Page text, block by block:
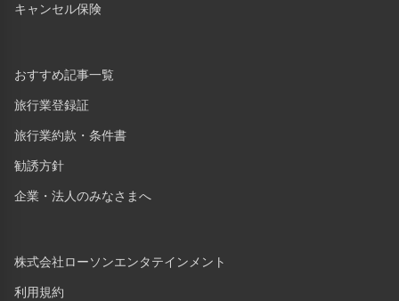
キャンセル保険
おすすめ記事一覧
旅行業登録証
旅行業約款・条件書
勧誘方針
企業・法人のみなさまへ
株式会社ローソンエンタテインメント
利用規約